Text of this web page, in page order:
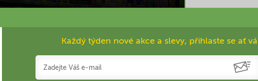
Každý týden nové akce a slevy, přihlaste se ať